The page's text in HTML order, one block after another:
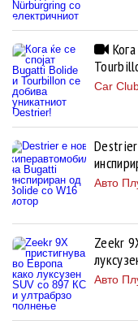
Car
Авто
Zeekr
Авто